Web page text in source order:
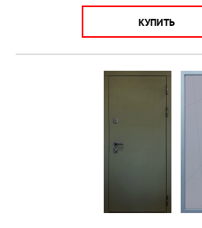
КУПИТЬ